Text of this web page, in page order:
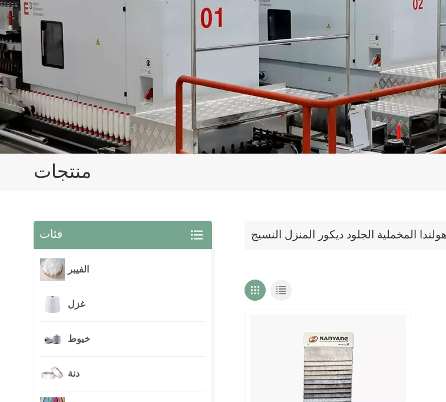
منتجات
هولندا المخملية الجلود ديكور المنزل النسيج فئات
الفيبر
غزل
خيوط
دنة